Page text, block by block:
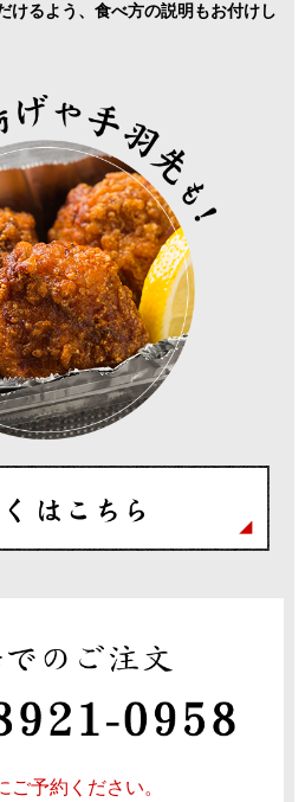
けるよう、食べ方の説明もお付けし
ご予約ください。